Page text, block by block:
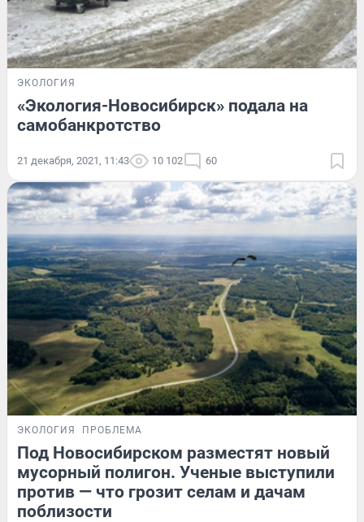
ЭКОЛОГИЯ
«Экология-Новосибирск» подала на
самобанкротство
21 декабря, 2021, 11:43 10 102 60
ЭКОЛОГИЯ ПРОБЛЕМА
Под Новосибирском разместят новый
мусорный полигон. Ученые выступили
против — что грозит селам и дачам
поблизости